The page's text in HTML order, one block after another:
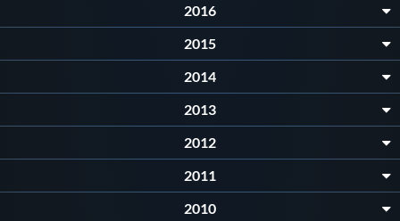
2016
2015
2014
2013
2012
2011
2010